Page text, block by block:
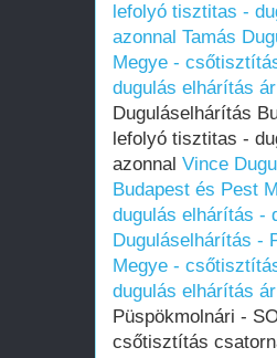
lefolyó tisztitas -
azonnal Tamás
Megye -
dugulás elhárítás
Duguláselhárítás
lefolyó tisztitas -
azonnal Vince
Budapest és Pest
dugulás elhárítás -
Duguláselhárítás -
Megye -
dugulás elhárítás
Püspökmolnári -
csőtisztítás